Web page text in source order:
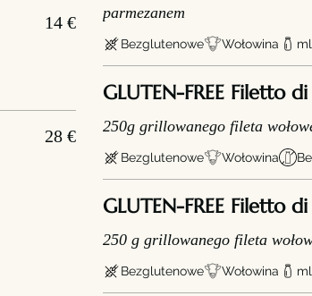
14 €
28 €
parmezanem
Bezglutenowe Wołowina
GLUTEN-FREE Filetto
250g grillowanego fileta
Bezglutenowe Wołowina
GLUTEN-FREE Filetto
250 g grillowanego fileta
Bezglutenowe Wołowina